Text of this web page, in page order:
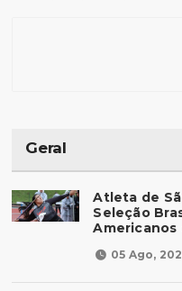
Geral
Atleta de
Seleção
05 Ago,